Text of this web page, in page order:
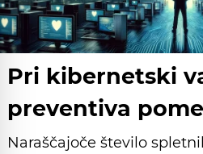
Pri kibernetski
preventiva
Naraščajoče število